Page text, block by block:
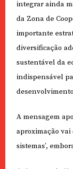
integrar ainda
da Zona de
importante
diversificação
sustentável da
indispensável
A mensagem
aproximação vai
sistemas’,